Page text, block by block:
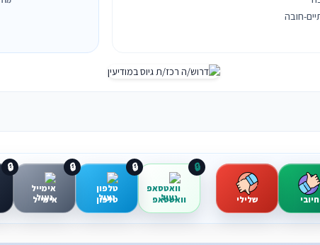
חיובי שלילי וואטסאפ
🔒
טלפון
🔒
אימייל
🔒
🔒